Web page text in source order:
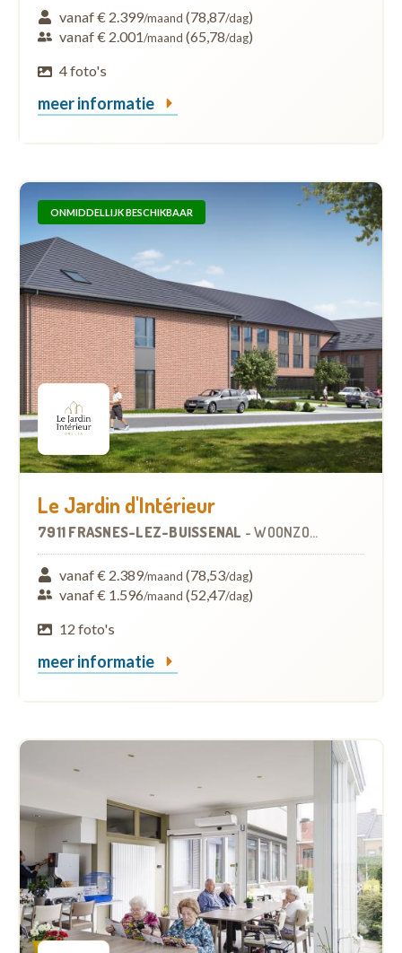
vanaf € 2.399/maand (78,87/dag)
vanaf € 2.001/maand (65,78/dag)
4 foto's
meer informatie
ONMIDDELLIJK BESCHIKBAAR
Le Jardin d'Intérieur
7911 FRASNES-LEZ-BUISSENAL -WOONZORGCENTRUM (WZC)
vanaf € 2.389/maand (78,53/dag)
vanaf € 1.596/maand (52,47/dag)
12 foto's
meer informatie